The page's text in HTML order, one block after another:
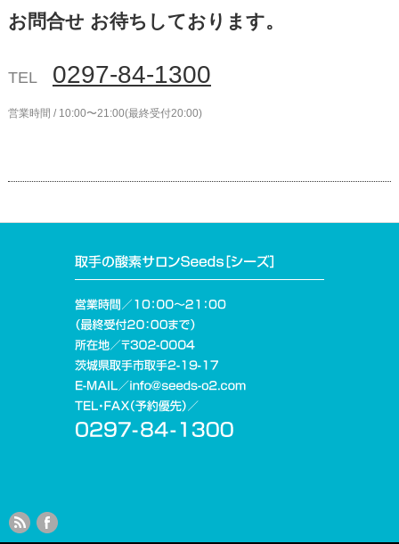
お問合せ お待ちしております。
TEL 0297-84-1300
営業時間 / 10:00〜21:00(最終受付20:00)